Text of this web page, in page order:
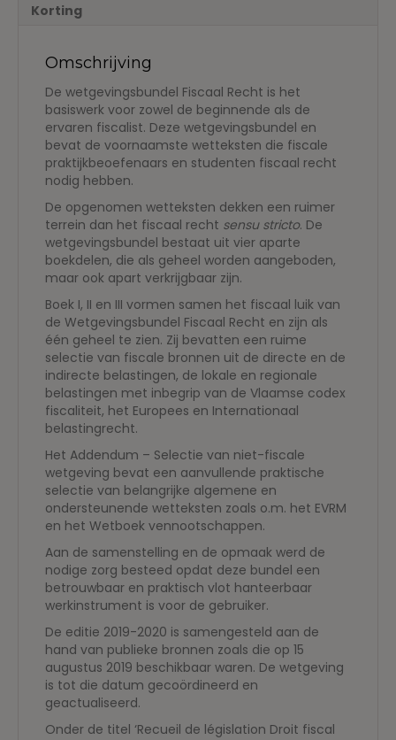
Korting
Omschrijving
De wetgevingsbundel Fiscaal Recht is het
basiswerk voor zowel de beginnende als de
ervaren fiscalist. Deze wetgevingsbundel en
bevat de voornaamste wetteksten die fiscale
praktijkbeoefenaars en studenten fiscaal recht
nodig hebben.
De opgenomen wetteksten dekken een ruimer
terrein dan het fiscaal recht sensu stricto. De
wetgevingsbundel bestaat uit vier aparte
boekdelen, die als geheel worden aangeboden,
maar ook apart verkrijgbaar zijn.
Boek I, II en III vormen samen het fiscaal luik van
de Wetgevingsbundel Fiscaal Recht en zijn als
één geheel te zien. Zij bevatten een ruime
selectie van fiscale bronnen uit de directe en de
indirecte belastingen, de lokale en regionale
belastingen met inbegrip van de Vlaamse codex
fiscaliteit, het Europees en Internationaal
belastingrecht.
Het Addendum – Selectie van niet-fiscale
wetgeving bevat een aanvullende praktische
selectie van belangrijke algemene en
ondersteunende wetteksten zoals o.m. het EVRM
en het Wetboek vennootschappen.
Aan de samenstelling en de opmaak werd de
nodige zorg besteed opdat deze bundel een
betrouwbaar en praktisch vlot hanteerbaar
werkinstrument is voor de gebruiker.
De editie 2019-2020 is samengesteld aan de
hand van publieke bronnen zoals die op 15
augustus 2019 beschikbaar waren. De wetgeving
is tot die datum gecoördineerd en
geactualiseerd.
Onder de titel ‘Recueil de législation Droit fiscal